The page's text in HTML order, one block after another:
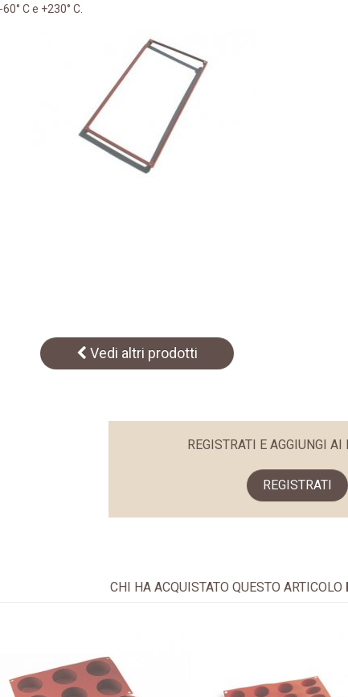
C e +230° C.
Vedi altri prodotti
REGISTRATI E AGGIUNGI AI
REGISTRATI
CHI HA ACQUISTATO QUESTO ARTICOLO